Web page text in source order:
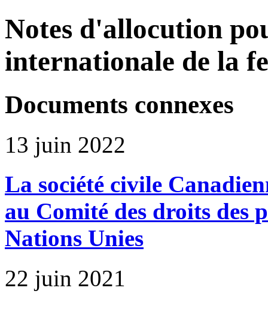
Notes d'allocution
internationale de la
Documents connexes
13 juin 2022
La société civile
au Comité des droits des
Nations Unies
22 juin 2021